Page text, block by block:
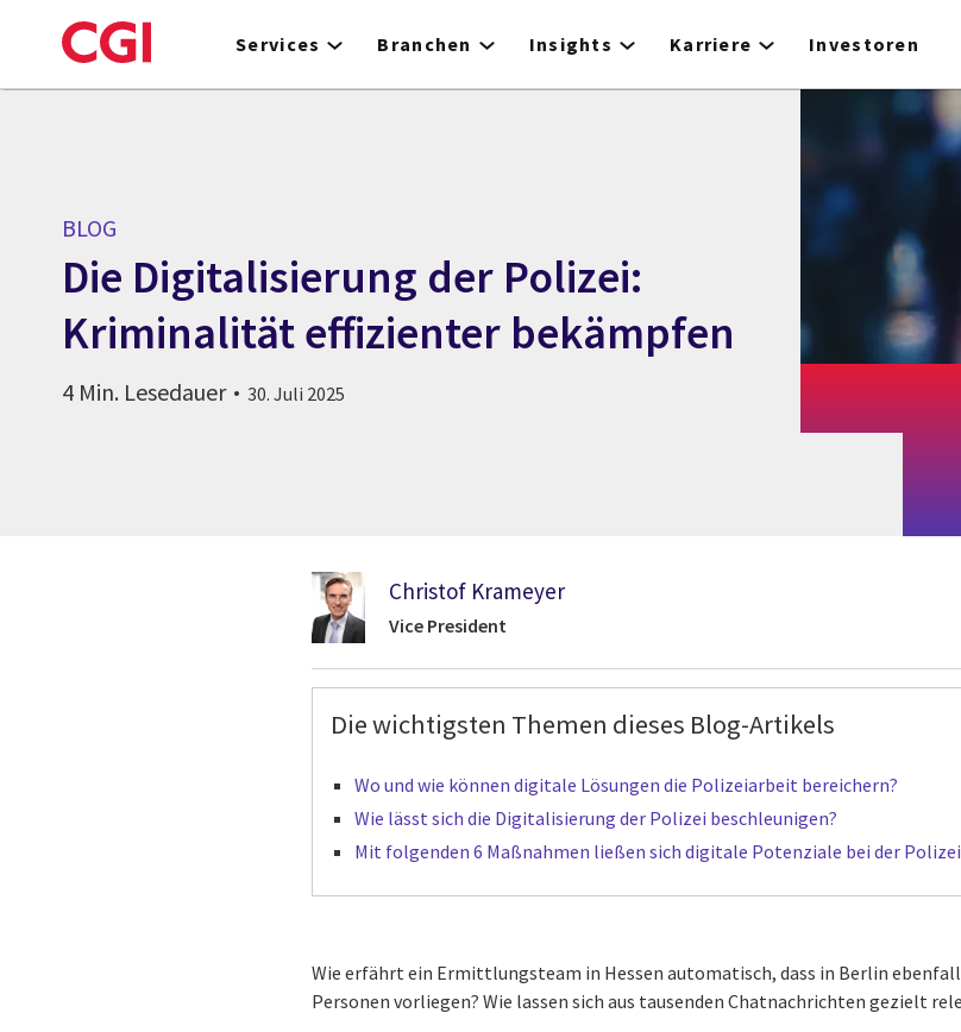
to
Services Branchen Insights Karriere Investoren
BLOG
Die Digitalisierung der Polizei:
Kriminalität effizienter bekämpfen
4 Min. Lesedauer 30. Juli 2025
Christof Krameyer
Vice President
Die wichtigsten Themen dieses Blog-Artikels
Wo und wie können digitale Lösungen die Polizeiarbeit bereichern?
Wie lässt sich die Digitalisierung der Polizei beschleunigen?
Mit folgenden 6 Maßnahmen ließen sich digitale Potenziale bei der
Wie erfährt ein Ermittlungsteam in Hessen automatisch, dass in Berlin
Personen vorliegen? Wie lassen sich aus tausenden Chatnachrichten gezielt